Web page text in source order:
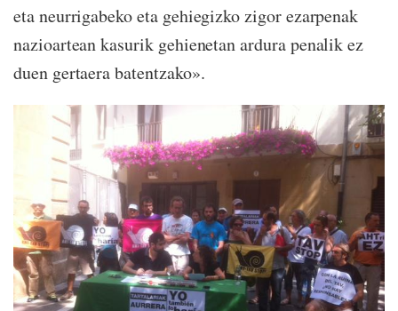
eta neurrigabeko eta gehiegizko zigor ezarpenak
nazioartean kasurik gehienetan ardura penalik ez
duen gertaera batentzako».